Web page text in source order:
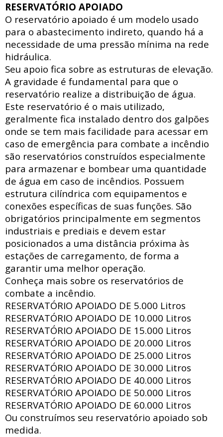
RESERVATÓRIO APOIADO
O reservatório apoiado é um modelo usado
para o abastecimento indireto, quando há a
necessidade de uma pressão mínima na rede
hidráulica.
Seu apoio fica sobre as estruturas de elevação.
A gravidade é fundamental para que o
reservatório realize a distribuição de água.
Este reservatório é o mais utilizado,
geralmente fica instalado dentro dos galpões
onde se tem mais facilidade para acessar em
caso de emergência para combate a incêndio
são reservatórios construídos especialmente
para armazenar e bombear uma quantidade
de água em caso de incêndios. Possuem
estrutura cilíndrica com equipamentos e
conexões específicas de suas funções. São
obrigatórios principalmente em segmentos
industriais e prediais e devem estar
posicionados a uma distância próxima às
estações de carregamento, de forma a
garantir uma melhor operação.
Conheça mais sobre os reservatórios de
combate a incêndio.
RESERVATÓRIO APOIADO DE 5.000 Litros
RESERVATÓRIO APOIADO DE 10.000 Litros
RESERVATÓRIO APOIADO DE 15.000 Litros
RESERVATÓRIO APOIADO DE 20.000 Litros
RESERVATÓRIO APOIADO DE 25.000 Litros
RESERVATÓRIO APOIADO DE 30.000 Litros
RESERVATÓRIO APOIADO DE 40.000 Litros
RESERVATÓRIO APOIADO DE 50.000 Litros
RESERVATÓRIO APOIADO DE 60.000 Litros
Ou construímos seu reservatório apoiado sob
medida.